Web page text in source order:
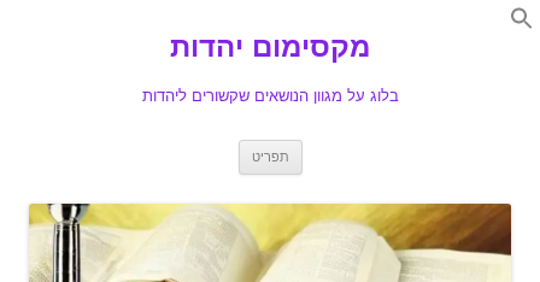
Search
מקסימום יהדות
בלוג על מגוון הנושאים שקשורים ליהדות
תפריט